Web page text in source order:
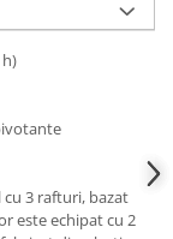
3 rafturi, bazat
este echipat cu 2